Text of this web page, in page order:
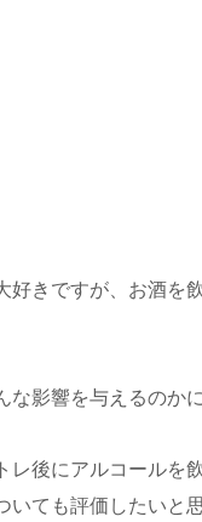
好きですが、お酒を
影響を与えるのか
レ後にアルコールを
ても評価したいと思